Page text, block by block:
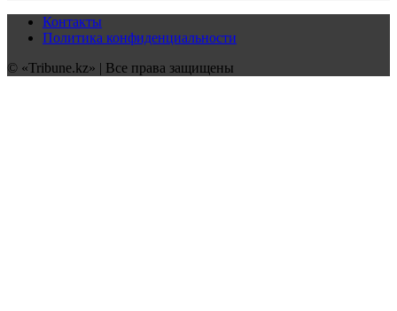
Контакты
Политика конфиденциальности
© «Tribune.kz» | Все права защищены